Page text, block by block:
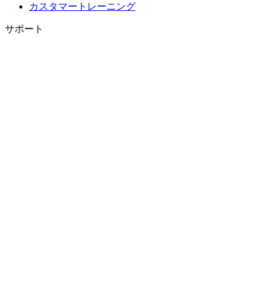
カスタマートレーニング
サポート